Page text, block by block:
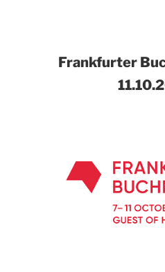
Frankfurter